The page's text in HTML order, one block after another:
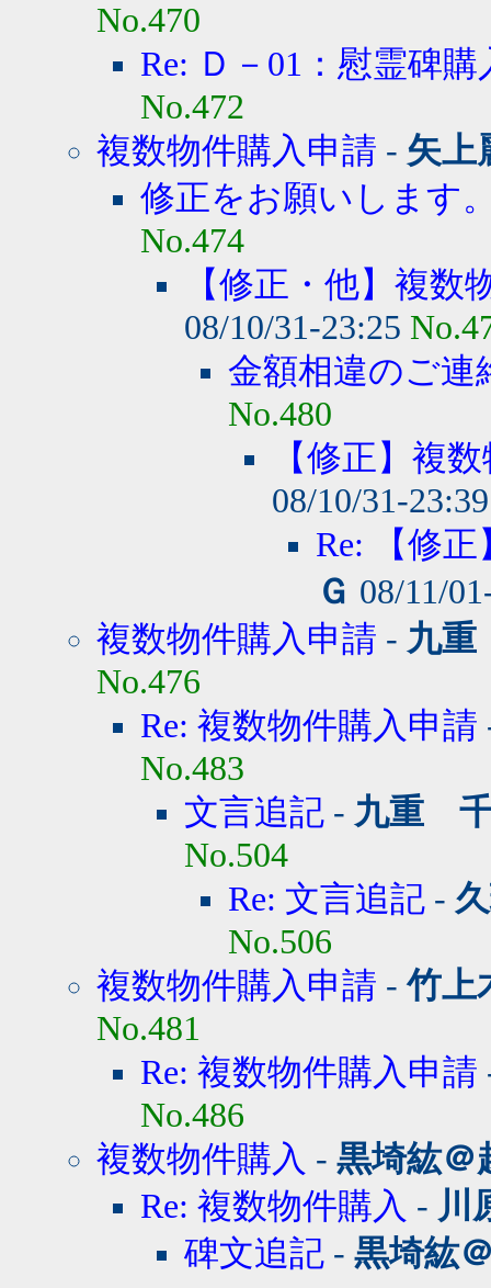
No.470
Re: Ｄ－01：慰霊碑購
No.472
複数物件購入申請 - 矢上
修正をお願いします
No.474
【修正・他】複数
08/10/31-23:25
金額相違のご連
No.480
【修正】複
08/10/31-
Re: 【修
Ｇ 08/11/
複数物件購入申請 - 九
No.476
Re: 複数物件購入申請
No.483
文言追記 - 九重 千
No.504
Re: 文言追記 -
No.506
複数物件購入申請 -竹上
No.481
Re: 複数物件購入申請
No.486
複数物件購入 - 黒埼紘＠
Re: 複数物件購入 - 川
碑文追記 - 黒埼紘